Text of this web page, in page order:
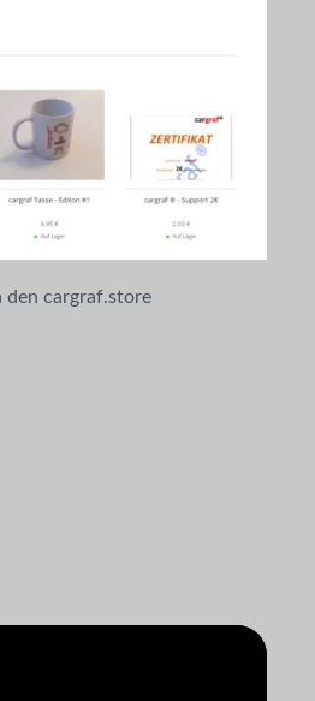
den cargraf.store